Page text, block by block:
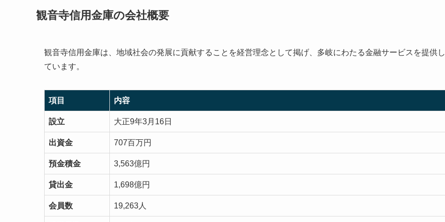
観音寺信用金庫の会社概要
観音寺信用金庫は、地域社会の発展に貢献することを経営理念として掲げ、多岐にわたる金融サービスを提供し
ています。
項目 内容
設立 大正9年3月16日
出資金 707百万円
預金積金 3,563億円
貸出金 1,698億円
会員数 19,263人